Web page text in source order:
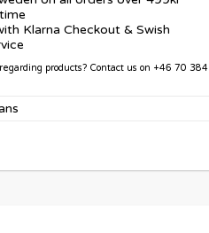
Klarna Checkout & Swish
products? Contact us on +46 70